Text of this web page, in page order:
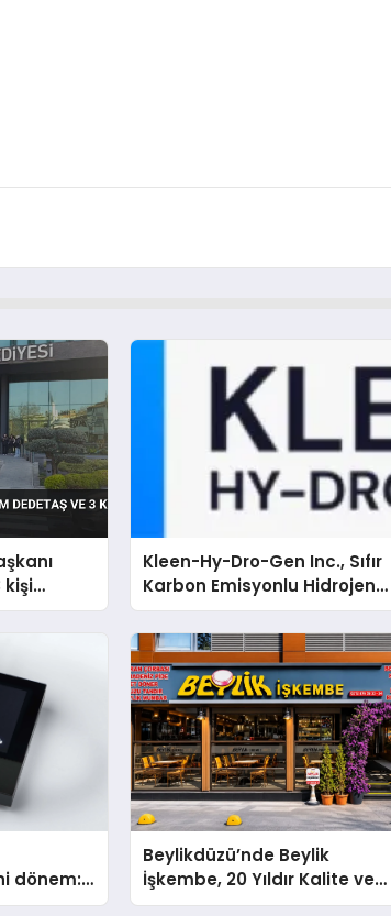
kişi
Kleen-Hy-Dro-Gen Inc., Sıfır
Karbon Emisyonlu Hidrojen
Isıtma Teknolojisinde ISO ve
TSSA Düzenleyici Onaylarını
Aldı
dönem:
Beylikdüzü’nde Beylik
İşkembe, 20 Yıldır Kalite ve
Lezzetin Değişmeyen Adresi